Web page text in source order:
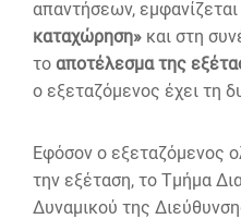
απαντήσεων,
καταχώρηση» και στη
το αποτέλεσμα της
ο εξεταζόμενος έχει τη
Εφόσον ο εξεταζόμενος
την εξέταση, το Τμήμα
Δυναμικού της